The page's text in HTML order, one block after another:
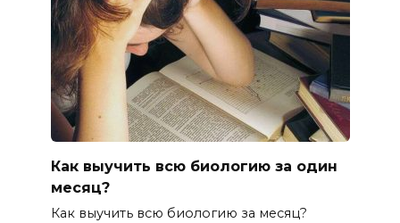
Как выучить всю биологию за один
месяц?
Как выучить всю биологию за месяц?